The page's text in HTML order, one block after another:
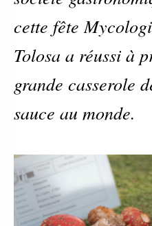
cette fête
Tolosa a réussi à
grande casserole
sauce au monde.